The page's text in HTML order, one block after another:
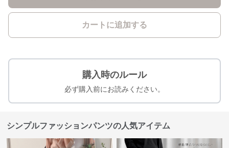
カートに追加する
購入時のルール
必ず購入前にお読みください。
シンプルファッションパンツの人気アイテム